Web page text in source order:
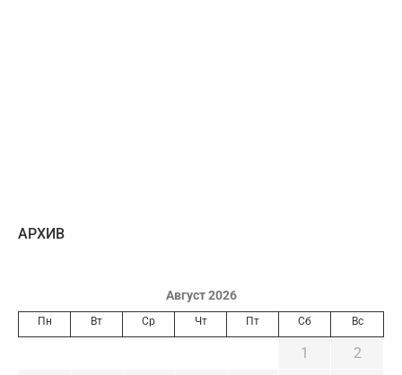
AРХИВ
Август 2026
Пн Вт Ср Чт Пт Сб Вс
1
2